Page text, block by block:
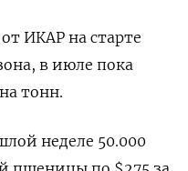
ИКАР на старте
в июле пока
тонн.
неделе 50.000